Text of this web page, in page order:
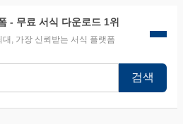
- 무료 서식 다운로드 1위
대, 가장 신뢰받는 서식 플랫폼
검색